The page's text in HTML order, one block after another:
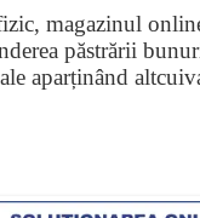
magazinul
păstrării
aparținând